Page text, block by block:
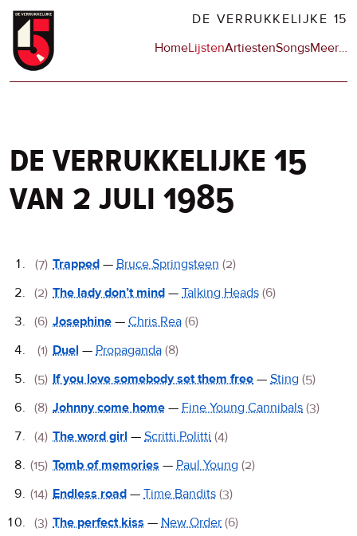
Overslaan
naar
DE VERRUKKELIJKE 15
Hoofdnavigatie
HomeLijstenArtiestenSongsMeerop
…
de verrukkelijke 15
van 2 juli 1985
De
Verrukkelijke
15
(7) Trapped — Bruce Springsteen (2)
(2) The lady don’t mind — Talking Heads (6)
(6) Josephine — Chris Rea (6)
(1) Duel — Propaganda (8)
(5) If you love somebody set them free — Sting (5)
(8) Johnny come home — Fine Young Cannibals (3)
(4) The word girl — Scritti Politti (4)
(15) Tomb of memories — Paul Young (2)
(14) Endless road — Time Bandits (3)
(3) The perfect kiss — New Order (6)